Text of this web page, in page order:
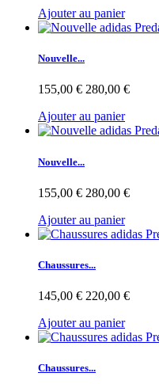
Ajouter au panier
Nouvelle...
155,00 € 280,00 €
Ajouter au panier
Nouvelle...
155,00 € 280,00 €
Ajouter au panier
Chaussures...
145,00 € 220,00 €
Ajouter au panier
Chaussures...